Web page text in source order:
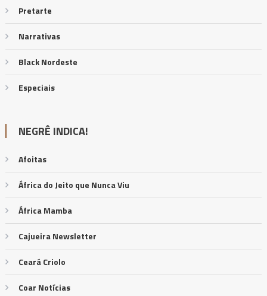
Pretarte
Narrativas
Black Nordeste
Especiais
NEGRÊ INDICA!
Afoitas
África do Jeito que Nunca Viu
África Mamba
Cajueira Newsletter
Ceará Criolo
Coar Notícias